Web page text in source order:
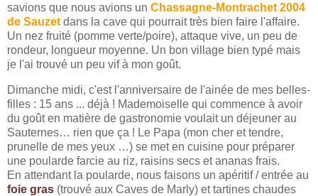
savions que nous avions un Chassagne-Montrachet 2004
de Sauzet dans la cave qui pourrait très bien faire l'affaire.
Un nez fruité (pomme verte/poire), attaque vive, un peu de
rondeur, longueur moyenne. Un bon village bien typé mais
je l'ai trouvé un peu vif à mon goût.
Dimanche midi, c'est l'anniversaire de l'ainée de mes belles-
filles : 15 ans ... déjà ! Mademoiselle qui commence à avoir
du goût en matière de gastronomie voulait un déjeuner au
Sauternes… rien que ça ! Le Papa (mon cher et tendre,
prunelle de mes yeux …) se met en cuisine pour préparer
une poularde farcie au riz, raisins secs et ananas frais.
En attendant la poularde, nous faisons un apéritif / entrée au
foie gras (trouvé aux Caves de Marly) et tartines chaudes